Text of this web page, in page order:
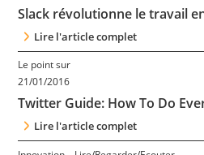
Slack révolutionne le travail
Lire l'article complet
Le point sur
21/01/2016
Twitter Guide: How To Do
Lire l'article complet